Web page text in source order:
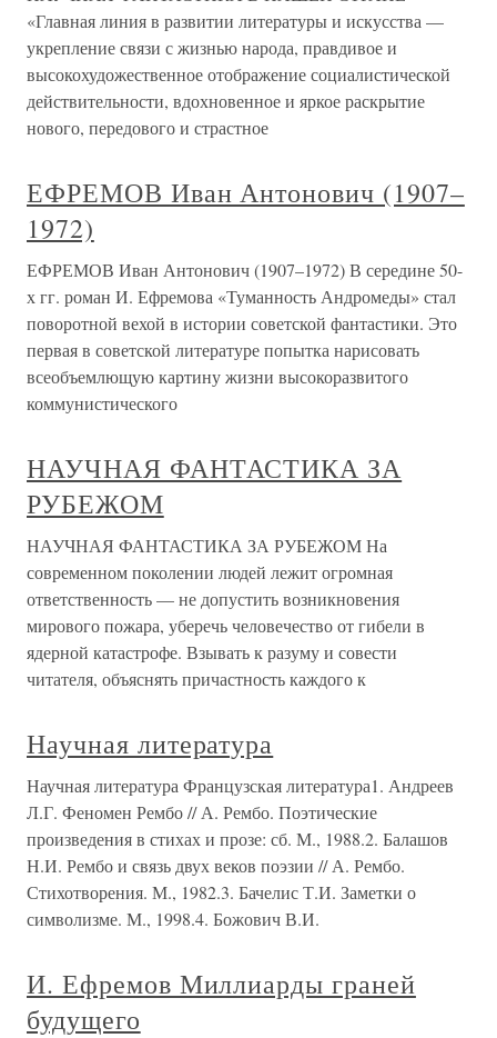
«Главная линия в развитии литературы и искусства —
укрепление связи с жизнью народа, правдивое и
высокохудожественное отображение социалистической
действительности, вдохновенное и яркое раскрытие
нового, передового и страстное
ЕФРЕМОВ Иван Антонович (1907–
1972)
ЕФРЕМОВ Иван Антонович (1907–1972) В середине 50-
х гг. роман И. Ефремова «Туманность Андромеды» стал
поворотной вехой в истории советской фантастики. Это
первая в советской литературе попытка нарисовать
всеобъемлющую картину жизни высокоразвитого
коммунистического
НАУЧНАЯ ФАНТАСТИКА ЗА
РУБЕЖОМ
НАУЧНАЯ ФАНТАСТИКА ЗА РУБЕЖОМ На
современном поколении людей лежит огромная
ответственность — не допустить возникновения
мирового пожара, уберечь человечество от гибели в
ядерной катастрофе. Взывать к разуму и совести
читателя, объяснять причастность каждого к
Научная литература
Научная литература Французская литература1. Андреев
Л.Г. Феномен Рембо // А. Рембо. Поэтические
произведения в стихах и прозе: сб. М., 1988.2. Балашов
Н.И. Рембо и связь двух веков поэзии // А. Рембо.
Стихотворения. М., 1982.3. Бачелис Т.И. Заметки о
символизме. М., 1998.4. Божович В.И.
И. Ефремов Миллиарды граней
будущего